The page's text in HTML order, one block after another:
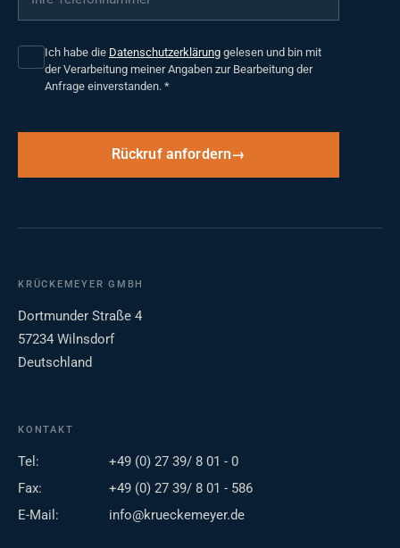
Ich habe die Datenschutzerklärung gelesen und bin mit
der Verarbeitung meiner Angaben zur Bearbeitung der
Anfrage einverstanden. *
Rückruf anfordern
KRÜCKEMEYER GMBH
Dortmunder Straße 4
57234 Wilnsdorf
Deutschland
KONTAKT
Tel:
+49 (0) 27 39/ 8 01 - 0
Fax:
+49 (0) 27 39/ 8 01 - 586
E-Mail:
info@krueckemeyer.de